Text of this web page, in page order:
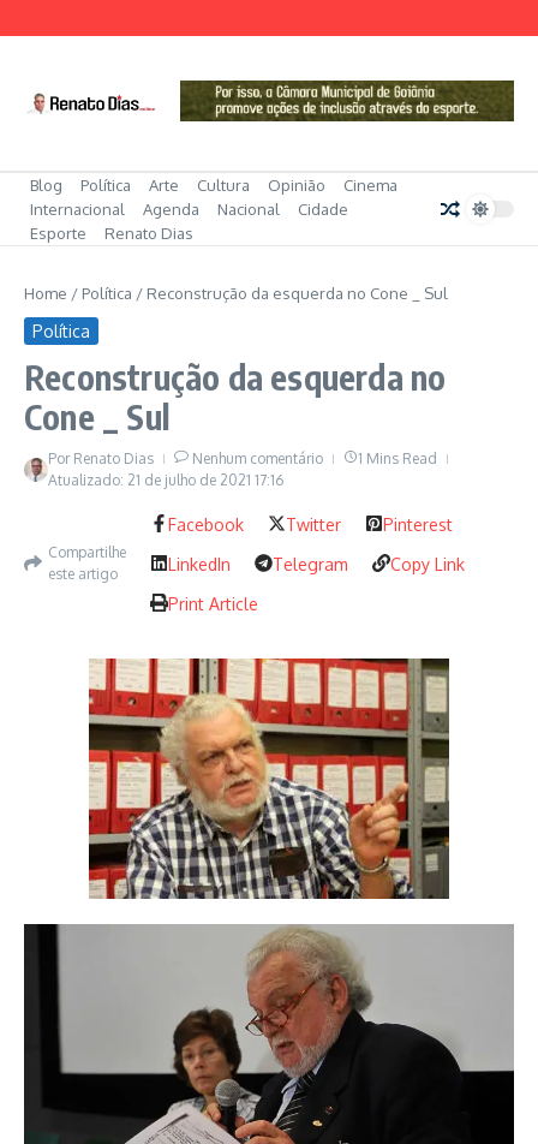
Blog Política Arte Cultura Opinião
Cinema
Internacional
Agenda Nacional
Cidade
Esporte
Renato Dias
Home / Política / Reconstrução da esquerda no Cone _ Sul
Política
Reconstrução da esquerda no
Cone _ Sul
Por Renato Dias Nenhum comentário
1 Mins Read
Atualizado: 21 de julho de 2021 17:16
Compartilhe
este artigo
Facebook Twitter
Pinterest
LinkedIn
Telegram
Copy Link
Print Article